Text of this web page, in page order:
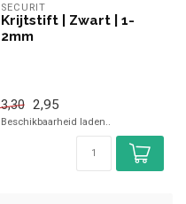
SECURIT
Krijtstift | Zwart | 1-
2mm
3,30 2,95
Beschikbaarheid laden..